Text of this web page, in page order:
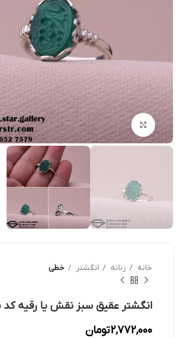
بزرگنمایی تصویر
خانه زنانه انگشتر خطی
انگشتر عقیق سبز نقش یا رقیه کد 0205
2,772,000تومان